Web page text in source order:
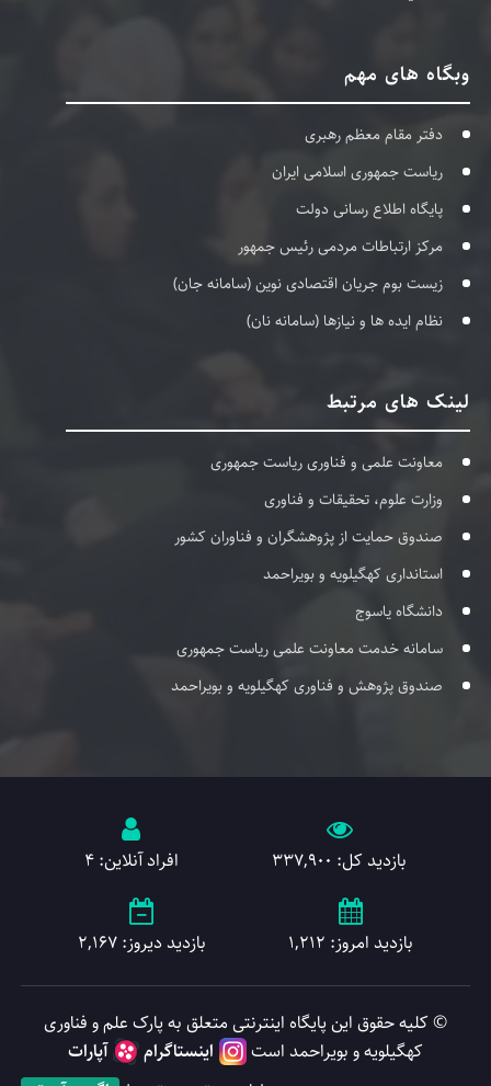
وبگاه های مهم
دفتر مقام معظم رهبری
ریاست جمهوری اسلامی ایران
پایگاه اطلاع رسانی دولت
مرکز ارتباطات مردمی رئیس جمهور
زیست بوم جریان اقتصادی نوین (سامانه جان)
نظام ایده ها و نیازها (سامانه نان)
لینک های مرتبط
معاونت علمی و فناوری ریاست جمهوری
وزارت علوم، تحقیقات و فناوری
صندوق حمایت از پژوهشگران و فناوران کشور
استانداری کهگیلویه و بویراحمد
دانشگاه یاسوج
سامانه خدمت معاونت علمی ریاست جمهوری
صندوق پژوهش و فناوری کهگیلویه و بویراحمد
بازدید کل: 337,900 افراد آنلاین: 4
بازدید امروز: 1,212 بازدید دیروز: 2,167
© کلیه حقوق این پایگاه اینترنتی متعلق به پارک علم و فناوری
کهگیلویه و بویراحمد است
اینستاگرام
آپارات